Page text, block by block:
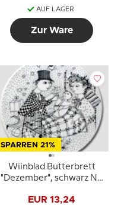
AUF LAGER
Zur Ware
SPARREN 21%
Wiinblad Butterbrett
"Dezember", schwarz Nr.
EUR 13,24